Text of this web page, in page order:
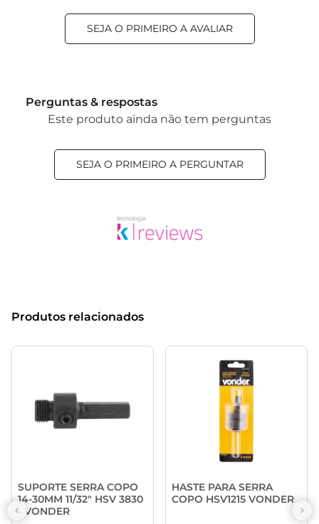
SEJA O PRIMEIRO A AVALIAR
Perguntas & respostas
Este produto ainda não tem perguntas
SEJA O PRIMEIRO A PERGUNTAR
Produtos relacionados
SUPORTE SERRA COPO
14-30MM 11/32" HSV 3830
- VONDER
HASTE PARA SERRA
COPO HSV1215 VONDER